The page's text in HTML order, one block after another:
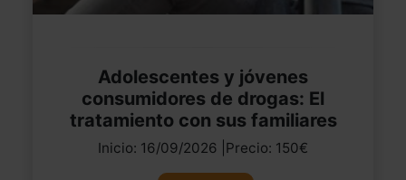
Adolescentes y jóvenes
consumidores de drogas: El
tratamiento con sus familiares
Inicio: 16/09/2026 |Precio: 150€